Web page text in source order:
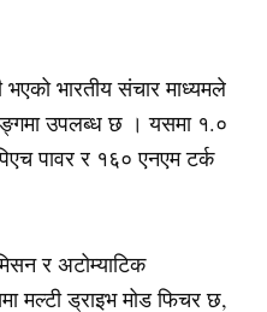
भएको भारतीय संचार माध्यमले
उपलब्ध छ । यसमा १.०
पावर र १६० एनएम टर्क
र अटोम्याटिक
मल्टी ड्राइभ मोड फिचर छ,